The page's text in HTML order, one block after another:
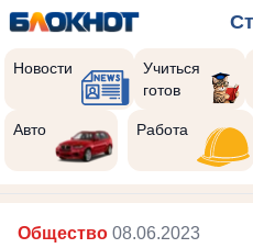
Новости
Учиться
готов
Авто Работа
Общество 08.06.2023